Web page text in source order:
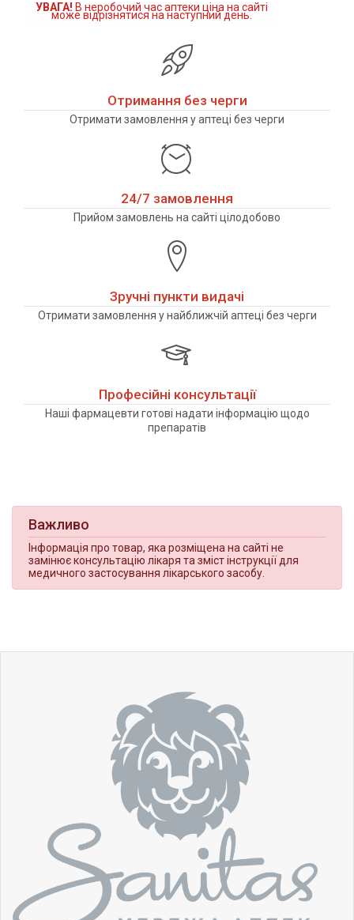
УВАГА! В неробочий час аптеки ціна на сайті
може відрізнятися на наступний день.
Отримання без черги
Отримати замовлення у аптеці без черги
24/7 замовлення
Прийом замовлень на сайті цілодобово
Зручні пункти видачі
Отримати замовлення у найближчій аптеці без черги
Професійні консультації
Наші фармацевти готові надати інформацію щодо
препаратів
Важливо
Інформація про товар, яка розміщена на сайті не
замінює консультацію лікаря та зміст інструкції для
медичного застосування лікарського засобу.